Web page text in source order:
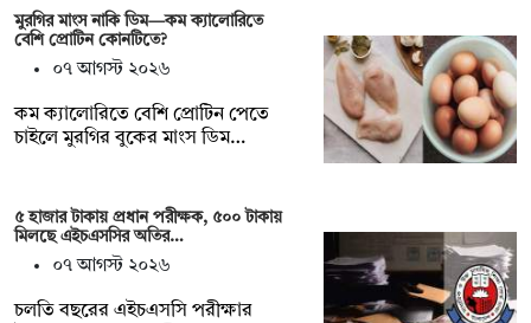
মুরগির মাংস নাকি ডিম—কম ক্যালোরিতে
বেশি প্রোটিন কোনটিতে?
০৭ আগস্ট ২০২৬
কম ক্যালোরিতে বেশি প্রোটিন পেতে
চাইলে মুরগির বুকের মাংস ডিম…
৫ হাজার টাকায় প্রধান পরীক্ষক, ৫০০ টাকায়
মিলছে এইচএসসির অতির…
০৭ আগস্ট ২০২৬
চলতি বছরের এইচএসসি পরীক্ষার